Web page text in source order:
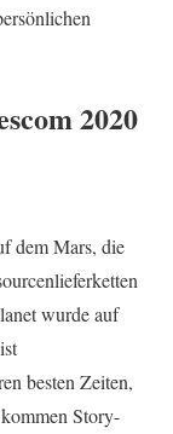
2020
dem Mars, die
wurde auf
besten Zeiten,
Story-